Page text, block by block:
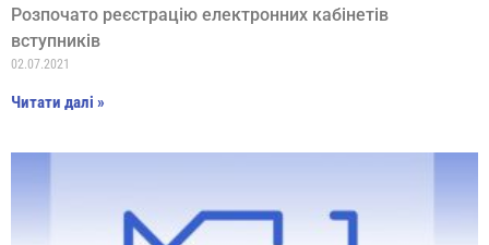
Розпочато реєстрацію електронних кабінетів
вступників
02.07.2021
Читати далі »